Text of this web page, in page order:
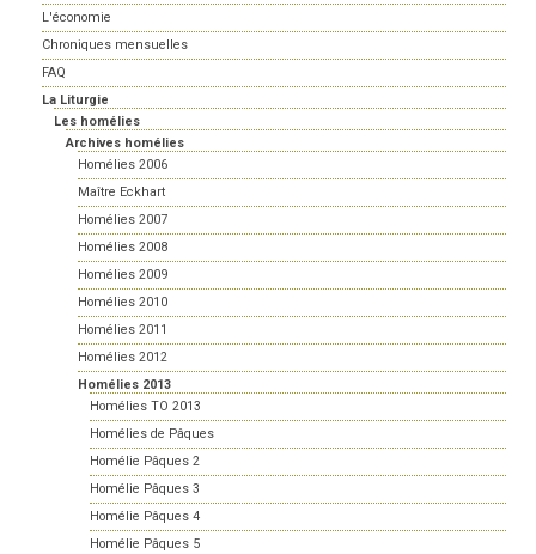
L'économie
Chroniques mensuelles
FAQ
La Liturgie
Les homélies
Archives homélies
Homélies 2006
Maître Eckhart
Homélies 2007
Homélies 2008
Homélies 2009
Homélies 2010
Homélies 2011
Homélies 2012
Homélies 2013
Homélies TO 2013
Homélies de Pâques
Homélie Pâques 2
Homélie Pâques 3
Homélie Pâques 4
Homélie Pâques 5